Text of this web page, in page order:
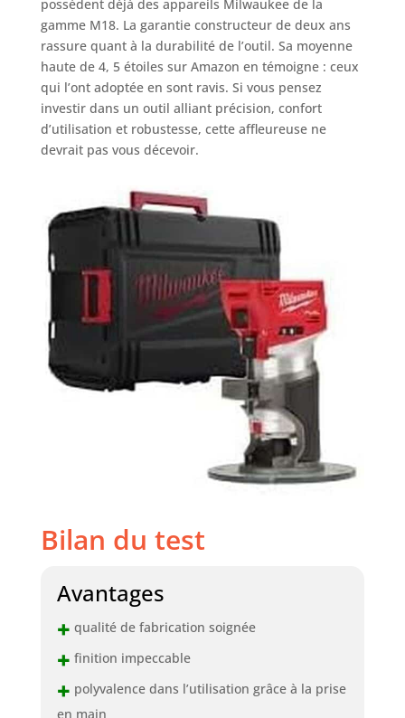
possèdent déjà des appareils Milwaukee de la
gamme M18. La garantie constructeur de deux ans
rassure quant à la durabilité de l’outil. Sa moyenne
haute de 4, 5 étoiles sur Amazon en témoigne : ceux
qui l’ont adoptée en sont ravis. Si vous pensez
investir dans un outil alliant précision, confort
d’utilisation et robustesse, cette affleureuse ne
devrait pas vous décevoir.
Bilan du test
Avantages
+ qualité de fabrication soignée
+ finition impeccable
+ polyvalence dans l’utilisation grâce à la prise
en main